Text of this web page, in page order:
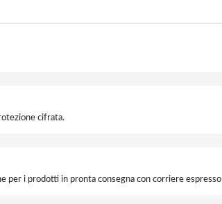
cifrata.
per i prodotti in pronta consegna con corriere espresso